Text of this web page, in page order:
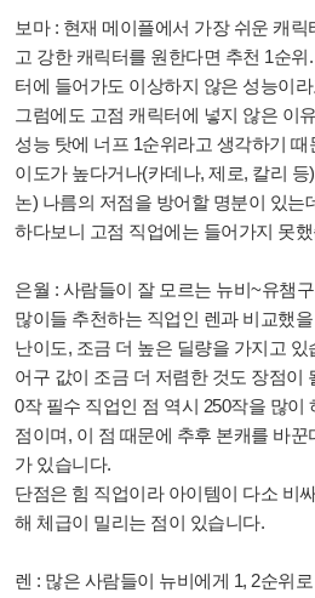
보마 : 현재 메이플에서 가장 쉬운 캐
고 강한 캐릭터를 원한다면 추천 1순
터에 들어가도 이상하지 않은 성능이
그럼에도 고점 캐릭터에 넣지 않은 이
성능 탓에 너프 1순위라고 생각하기
이도가 높다거나(카데나, 제로, 칼리
논) 나름의 저점을 방어할 명분이 있는
하다보니 고점 직업에는 들어가지 못
은월 : 사람들이 잘 모르는 뉴비~유챔
많이들 추천하는 직업인 렌과 비교했
난이도, 조금 더 높은 딜량을 가지고
어구 값이 조금 더 저렴한 것도 장점이
0작 필수 직업인 점 역시 250작을 많이
점이며, 이 점 때문에 추후 본캐를 바
가 있습니다.
단점은 힘 직업이라 아이템이 다소 비
해 체급이 밀리는 점이 있습니다.
렌 : 많은 사람들이 뉴비에게 1, 2순위